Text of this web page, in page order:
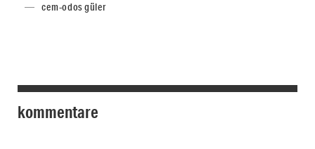
cem-odos güler
kommentare